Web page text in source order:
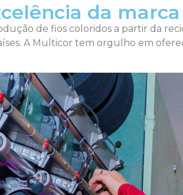
da
de fios coloridos a partir da
A Multicor tem orgulho em